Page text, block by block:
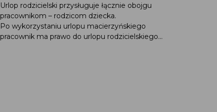
Urlop rodzicielski przysługuje łącznie obojgu
pracownikom – rodzicom dziecka.
Po wykorzystaniu urlopu macierzyńskiego
pracownik ma prawo do urlopu rodzicielskiego...